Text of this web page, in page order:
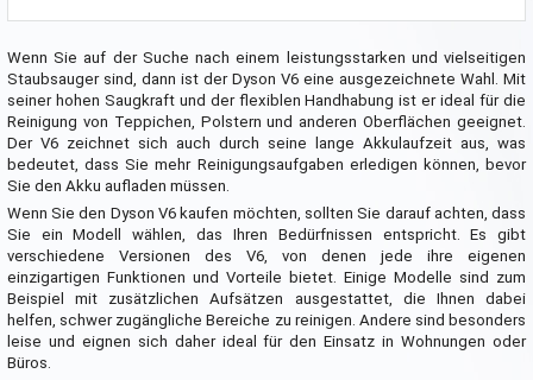
Wenn Sie auf der Suche nach einem leistungsstarken und vielseitigen
Staubsauger sind, dann ist der Dyson V6 eine ausgezeichnete Wahl. Mit
seiner hohen Saugkraft und der flexiblen Handhabung ist er ideal für die
Reinigung von Teppichen, Polstern und anderen Oberflächen geeignet.
Der V6 zeichnet sich auch durch seine lange Akkulaufzeit aus, was
bedeutet, dass Sie mehr Reinigungsaufgaben erledigen können, bevor
Sie den Akku aufladen müssen.
Wenn Sie den Dyson V6 kaufen möchten, sollten Sie darauf achten, dass
Sie ein Modell wählen, das Ihren Bedürfnissen entspricht. Es gibt
verschiedene Versionen des V6, von denen jede ihre eigenen
einzigartigen Funktionen und Vorteile bietet. Einige Modelle sind zum
Beispiel mit zusätzlichen Aufsätzen ausgestattet, die Ihnen dabei
helfen, schwer zugängliche Bereiche zu reinigen. Andere sind besonders
leise und eignen sich daher ideal für den Einsatz in Wohnungen oder
Büros.